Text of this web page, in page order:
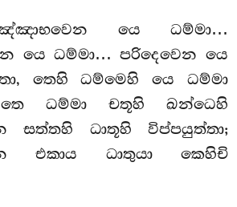
යෙ ධම්මා…
යෙ ධම්මා… පරිදෙවෙන යෙ
තෙහි ධම්මෙහි යෙ ධම්මා
තෙ ධම්මා චතූහි ඛන්ධෙහි
සත්තහි ධාතූහි විප්පයුත්තා;
එකාය ධාතුයා කෙහිචි